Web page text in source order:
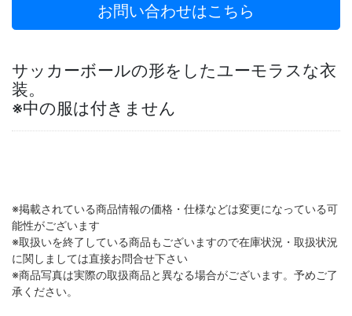
お問い合わせはこちら
サッカーボールの形をしたユーモラスな衣
装。
※中の服は付きません
※掲載されている商品情報の価格・仕様などは変更になっている可
能性がございます
※取扱いを終了している商品もございますので在庫状況・取扱状況
に関しましては直接お問合せ下さい
※商品写真は実際の取扱商品と異なる場合がございます。予めご了
承ください。